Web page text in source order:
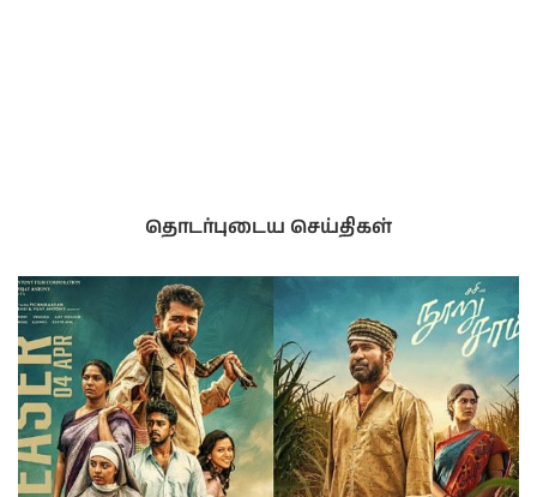
தொடர்புடைய செய்திகள்